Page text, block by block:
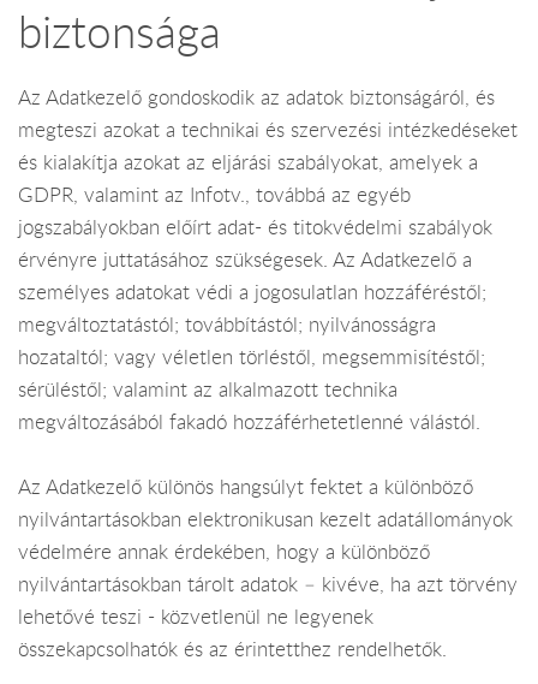
biztonsága
Az Adatkezelő gondoskodik az adatok biztonságáról, és
megteszi azokat a technikai és szervezési intézkedéseket
és kialakítja azokat az eljárási szabályokat, amelyek a
GDPR, valamint az Infotv., továbbá az egyéb
jogszabályokban előírt adat- és titokvédelmi szabályok
érvényre juttatásához szükségesek. Az Adatkezelő a
személyes adatokat védi a jogosulatlan hozzáféréstől;
megváltoztatástól; továbbítástól; nyilvánosságra
hozataltól; vagy véletlen törléstől, megsemmisítéstől;
sérüléstől; valamint az alkalmazott technika
megváltozásából fakadó hozzáférhetetlenné válástól.
Az Adatkezelő különös hangsúlyt fektet a különböző
nyilvántartásokban elektronikusan kezelt adatállományok
védelmére annak érdekében, hogy a különböző
nyilvántartásokban tárolt adatok – kivéve, ha azt törvény
lehetővé teszi - közvetlenül ne legyenek
összekapcsolhatók és az érintetthez rendelhetők.